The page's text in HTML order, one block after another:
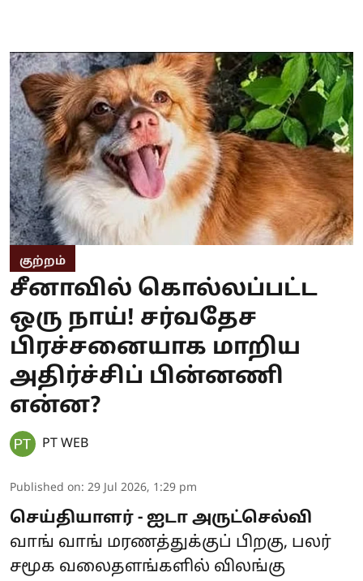
குற்றம்
சீனாவில் கொல்லப்பட்ட
ஒரு நாய்! சர்வதேச
பிரச்சனையாக மாறிய
அதிர்ச்சிப் பின்னணி
என்ன?
PT WEB
Published on: 29 Jul 2026, 1:29 pm
செய்தியாளர் - ஐடா அருட்செல்வி
வாங் வாங் மரணத்துக்குப் பிறகு, பலர்
சமூக வலைதளங்களில் விலங்கு